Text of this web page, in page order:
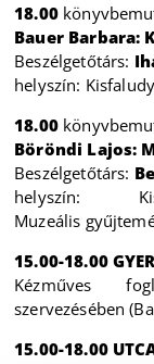
18.00
Bauer Barbara:
Beszélgetőtárs:
helyszín:
18.00
Böröndi Lajos:
Beszélgetőtárs:
helyszín:
Muzeális
15.00-18.00
Kézműves
szervezésében
15.00-18.00